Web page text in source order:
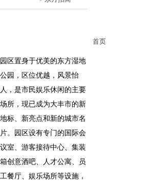
首页
园区置身于优美的东方湿地
公园，区位优越，风景怡
人，是市民娱乐休闲的主要
场所，现已成为大丰市的新
地标、新亮点和新的城市名
片。园区设有专门的国际会
议室、游客接待中心、集装
箱创意酒吧、人才公寓、员
工餐厅、娱乐场所等设施，